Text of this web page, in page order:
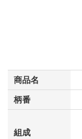
商品名
柄番
組成